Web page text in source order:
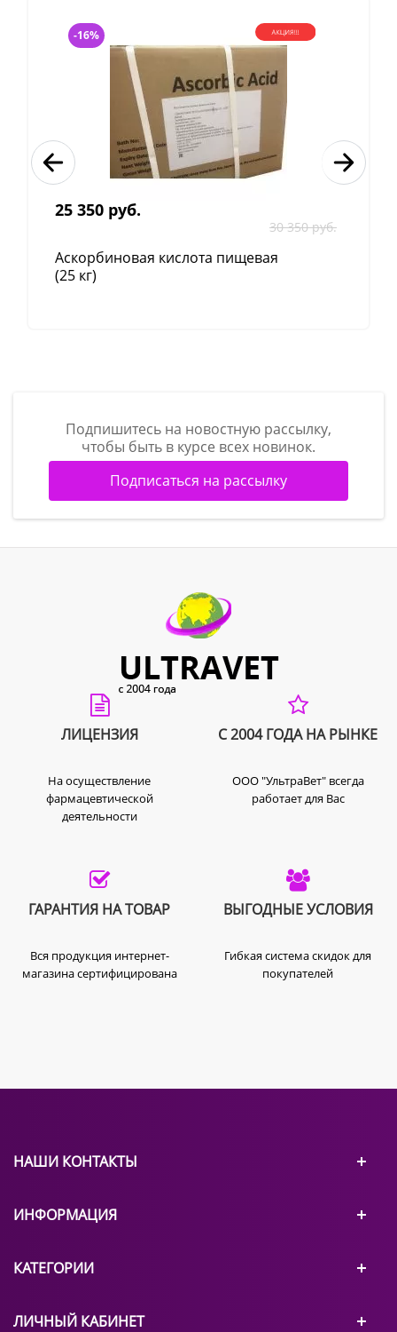
-16%
25 350 руб.
30 350 руб.
Аскорбиновая кислота пищевая
(25 кг)
Подпишитесь на новостную рассылку,
чтобы быть в курсе всех новинок.
Подписаться на рассылку
ЛИЦЕНЗИЯ
На осуществление
фармацевтической
деятельности
С 2004 ГОДА НА РЫНКЕ
ООО "УльтраВет" всегда
работает для Вас
ГАРАНТИЯ НА ТОВАР
Вся продукция интернет-
магазина сертифицирована
ВЫГОДНЫЕ УСЛОВИЯ
Гибкая система скидок для
покупателей
НАШИ КОНТАКТЫ
ИНФОРМАЦИЯ
КАТЕГОРИИ
ЛИЧНЫЙ КАБИНЕТ